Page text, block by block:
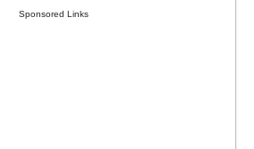
Sponsored Links